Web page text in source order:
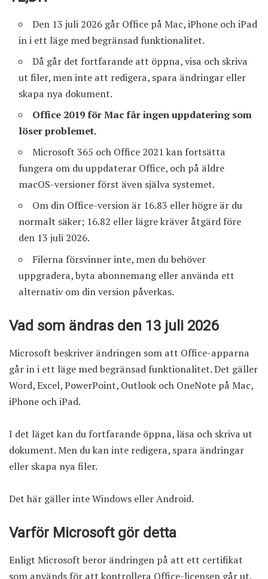
Den 13 juli 2026 går Office på Mac, iPhone och iPad
in i ett läge med begränsad funktionalitet.
Då går det fortfarande att öppna, visa och skriva
ut filer, men inte att redigera, spara ändringar eller
skapa nya dokument.
Office 2019 för Mac får ingen uppdatering som
löser problemet.
Microsoft 365 och Office 2021 kan fortsätta
fungera om du uppdaterar Office, och på äldre
macOS-versioner först även själva systemet.
Om din Office-version är 16.83 eller högre är du
normalt säker; 16.82 eller lägre kräver åtgärd före
den 13 juli 2026.
Filerna försvinner inte, men du behöver
uppgradera, byta abonnemang eller använda ett
alternativ om din version påverkas.
Vad som ändras den 13 juli 2026
Microsoft beskriver ändringen som att Office-apparna
går in i ett läge med begränsad funktionalitet. Det gäller
Word, Excel, PowerPoint, Outlook och OneNote på Mac,
iPhone och iPad.
I det läget kan du fortfarande öppna, läsa och skriva ut
dokument. Men du kan inte redigera, spara ändringar
eller skapa nya filer.
Det här gäller inte Windows eller Android.
Varför Microsoft gör detta
Enligt Microsoft beror ändringen på att ett certifikat
som används för att kontrollera Office-licensen går ut.